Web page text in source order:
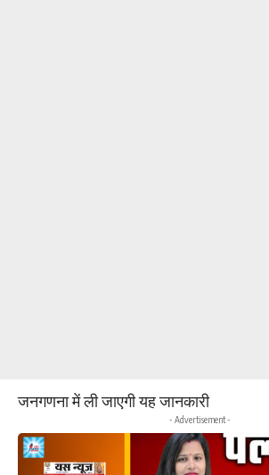
जनगणना में ली जाएगी यह जानकारी
- Advertisement -